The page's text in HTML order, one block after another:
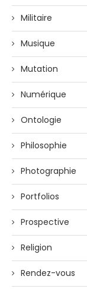
Militaire
Musique
Mutation
Numérique
Ontologie
Philosophie
Photographie
Portfolios
Prospective
Religion
Rendez-vous